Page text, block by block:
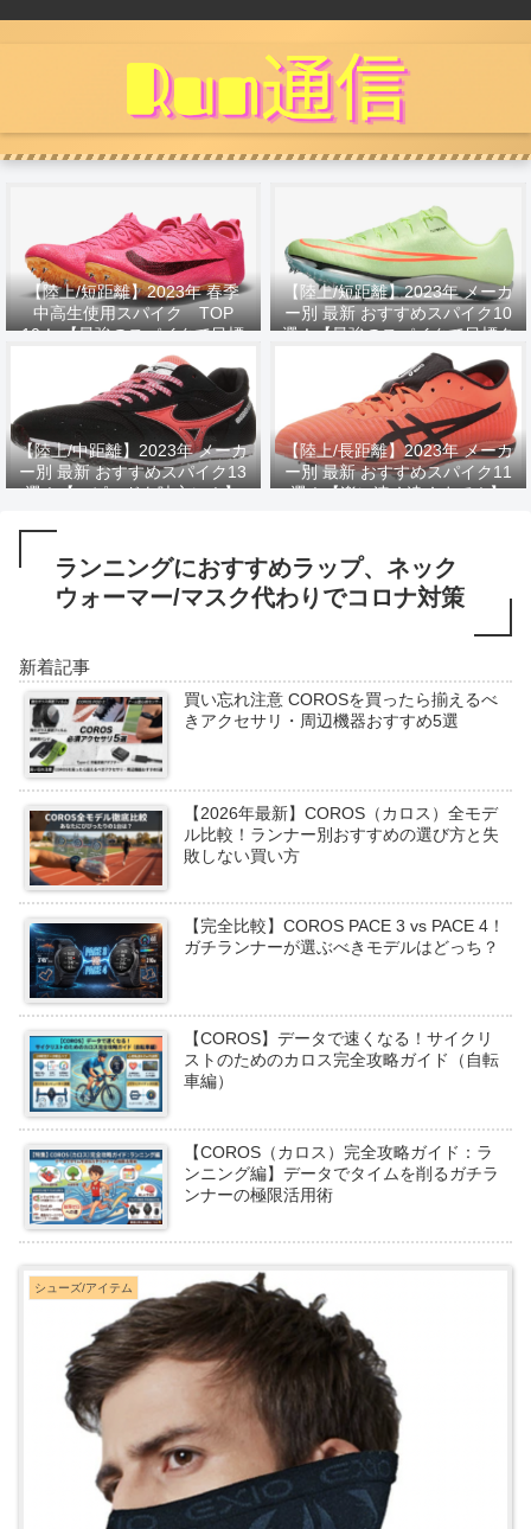
【陸上/短距離】2023年 春季
中高生使用スパイク TOP
10！ 【最強のスパイクで目標
タイムへ！】
【陸上/短距離】2023年 メーカ
ー別 最新 おすすめスパイク10
選！【最強のスパイクで目標タ
イムへ！】
【陸上/中距離】2023年 メーカ
ー別 最新 おすすめスパイク13
選！【スピードを味方に！】
【陸上/長距離】2023年 メーカ
ー別 最新 おすすめスパイク11
選！【楽に速く遠くまで！】
ランニングにおすすめラップ、ネック
ウォーマー/マスク代わりでコロナ対策
新着記事
買い忘れ注意 COROSを買ったら揃えるべ
きアクセサリ・周辺機器おすすめ5選
【2026年最新】COROS（カロス）全モデ
ル比較！ランナー別おすすめの選び方と失
敗しない買い方
【完全比較】COROS PACE 3 vs PACE 4！
ガチランナーが選ぶべきモデルはどっち？
【COROS】データで速くなる！サイクリ
ストのためのカロス完全攻略ガイド（自転
車編）
【COROS（カロス）完全攻略ガイド：ラ
ンニング編】データでタイムを削るガチラ
ンナーの極限活用術
シューズ/アイテム